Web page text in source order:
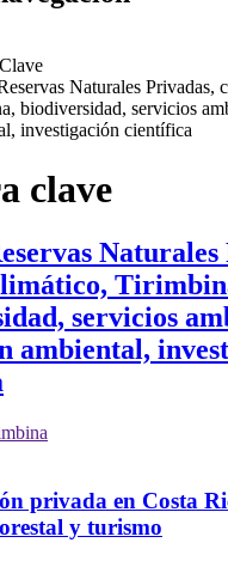
Naturales Privadas,
biodiversidad, servicios
investigación científica
clave
servicios
ambiental,
privada en Costa
y turismo